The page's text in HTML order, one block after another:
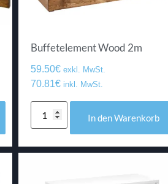
Buffetelement Wood 2m
59.50€ exkl. MwSt.
70.81€ inkl. MwSt.
In den Warenkorb